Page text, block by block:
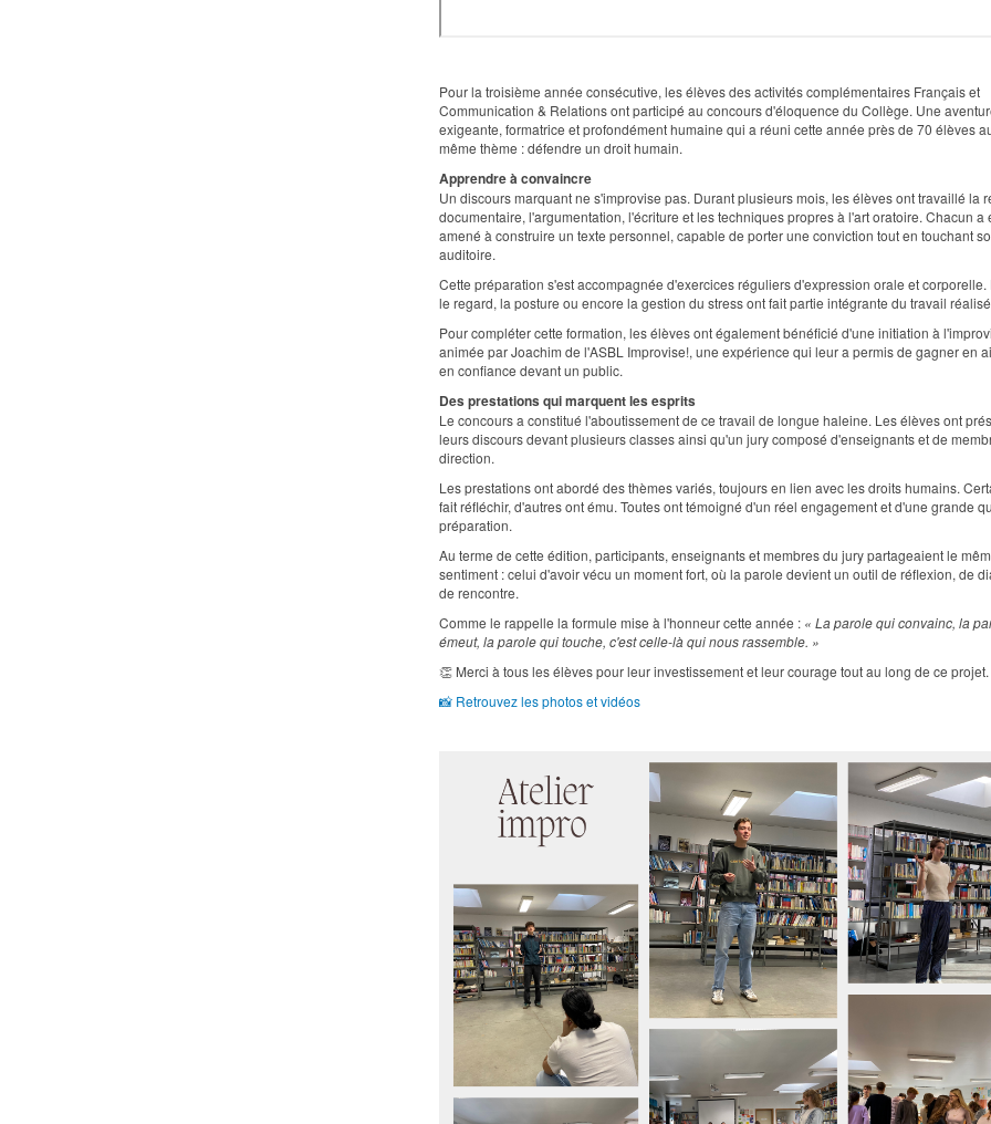
Pour la troisième année consécutive, les élèves des activités complémentaires Français et
Communication & Relations ont participé au concours d'éloquence du Collège. Une
exigeante, formatrice et profondément humaine qui a réuni cette année près de 70 élèves
même thème : défendre un droit humain.
Apprendre à convaincre
Un discours marquant ne s'improvise pas. Durant plusieurs mois, les élèves ont travaillé la
documentaire, l'argumentation, l'écriture et les techniques propres à l'art oratoire. Chacun a
amené à construire un texte personnel, capable de porter une conviction tout en touchant
auditoire.
Cette préparation s'est accompagnée d'exercices réguliers d'expression orale et corporelle.
le regard, la posture ou encore la gestion du stress ont fait partie intégrante du travail
Pour compléter cette formation, les élèves ont également bénéficié d'une initiation à
animée par Joachim de l'ASBL Improvise!, une expérience qui leur a permis de gagner en
en confiance devant un public.
Des prestations qui marquent les esprits
Le concours a constitué l'aboutissement de ce travail de longue haleine. Les élèves ont
leurs discours devant plusieurs classes ainsi qu'un jury composé d'enseignants et de
direction.
Les prestations ont abordé des thèmes variés, toujours en lien avec les droits humains.
fait réfléchir, d'autres ont ému. Toutes ont témoigné d'un réel engagement et d'une grande
préparation.
Au terme de cette édition, participants, enseignants et membres du jury partageaient le
sentiment : celui d'avoir vécu un moment fort, où la parole devient un outil de réflexion, de
de rencontre.
Comme le rappelle la formule mise à l'honneur cette année : « La parole qui convainc, la
émeut, la parole qui touche, c'est celle-là qui nous rassemble. »
👏 Merci à tous les élèves pour leur investissement et leur courage tout au long de ce projet.
📸 Retrouvez les photos et vidéos